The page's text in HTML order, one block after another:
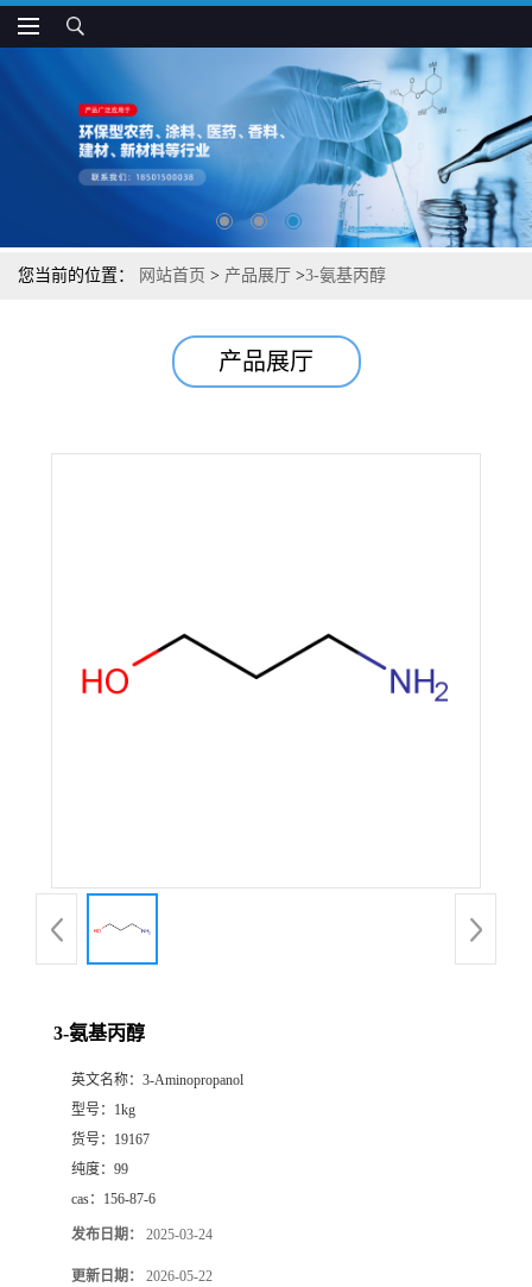
您当前的位置： 网站首页 > 产品展厅 >3-氨基丙醇
产品展厅
3-氨基丙醇
英文名称： 3-Aminopropanol
型号： 1kg
货号： 19167
纯度： 99
cas： 156-87-6
发布日期： 2025-03-24
更新日期： 2026-05-22